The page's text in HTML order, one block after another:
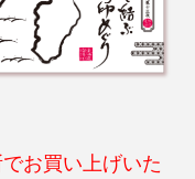
お買い上げいた